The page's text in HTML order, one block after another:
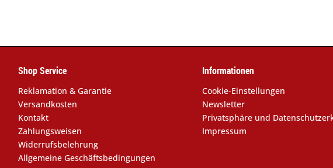
Shop Service
Reklamation & Garantie
Versandkosten
Kontakt
Zahlungsweisen
Widerrufsbelehrung
Allgemeine Geschäftsbedingungen
Informationen
Cookie-Einstellungen
Newsletter
Privatsphäre und
Impressum